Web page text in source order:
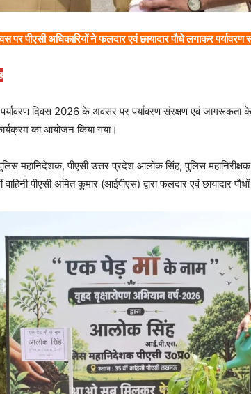
पर पीएसी अधिकारियों ने फलदार एवं छायादार पौधे लगाकर
पर्यावरण दिवस 2026 के अवसर पर पर्यावरण संरक्षण एवं जागरूकता
का आयोजन किया गया।
महानिदेशक, पीएसी उत्तर प्रदेश आलोक सिंह, पुलिस
पीएसी अमित कुमार (आईपीएस) द्वारा फलदार एवं छायादार